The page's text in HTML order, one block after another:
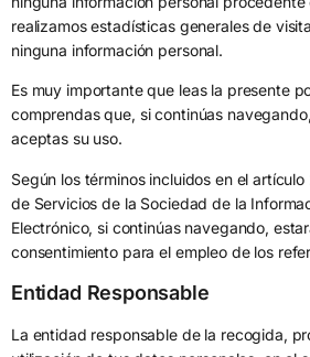
realizamos estadísticas generales de
ninguna información personal.
Es muy importante que leas la presente
comprendas que, si continúas
aceptas su uso.
Según los términos incluidos en el
de Servicios de la Sociedad de la
Electrónico, si continúas navegando,
consentimiento para el empleo de los
Entidad Responsable
La entidad responsable de la recogida,